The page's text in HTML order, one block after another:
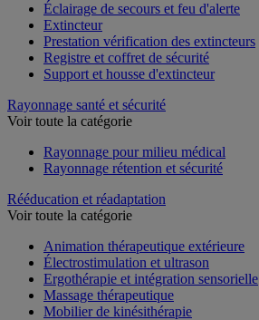
Éclairage de secours et feu d'alerte
Extincteur
Prestation vérification des extincteurs
Registre et coffret de sécurité
Support et housse d'extincteur
Rayonnage santé et sécurité
Voir toute la catégorie
Rayonnage pour milieu médical
Rayonnage rétention et sécurité
Rééducation et réadaptation
Voir toute la catégorie
Animation thérapeutique extérieure
Électrostimulation et ultrason
Ergothérapie et intégration sensorielle
Massage thérapeutique
Mobilier de kinésithérapie